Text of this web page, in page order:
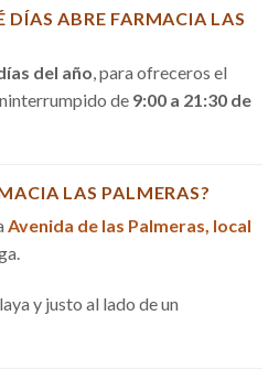
DÍAS ABRE FARMACIA LAS
del año, para ofreceros el
de 9:00 a 21:30 de
LAS PALMERAS?
Avenida de las Palmeras, local
y justo al lado de un